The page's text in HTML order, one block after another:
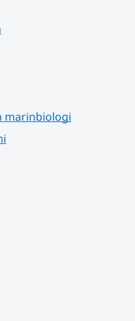
marinbiologi